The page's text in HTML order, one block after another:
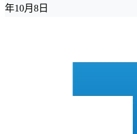
年10月8日